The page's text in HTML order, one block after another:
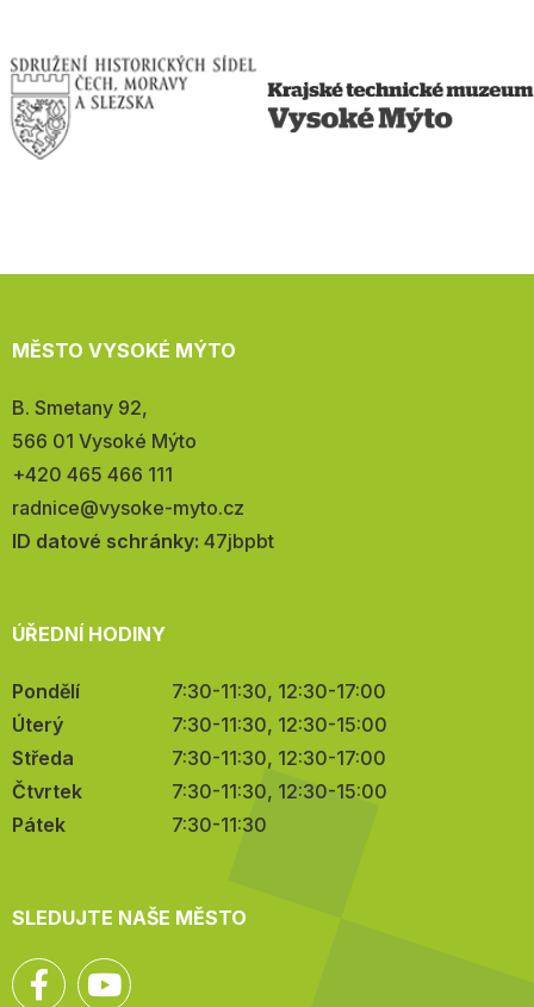
MĚSTO VYSOKÉ MÝTO
Adresa:
B. Smetany 92,
566 01 Vysoké Mýto
Telefon:
+420 465 466 111
E-
mail:
radnice@vysoke-myto.cz
ID datové schránky: 47jbpbt
ÚŘEDNÍ HODINY
Pondělí
7:30-11:30, 12:30-17:00
Úterý
7:30-11:30, 12:30-15:00
Středa
7:30-11:30, 12:30-17:00
Čtvrtek
7:30-11:30, 12:30-15:00
Pátek
7:30-11:30
SLEDUJTE NAŠE MĚSTO
Facebook